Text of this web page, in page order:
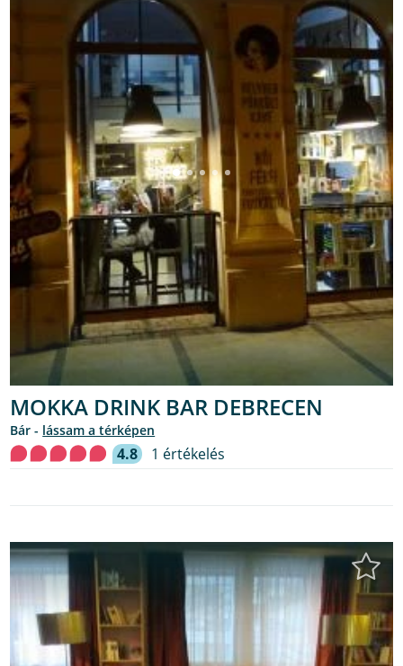
MOKKA DRINK BAR DEBRECEN
bár - lássam a térképen
4.8 1 értékelés